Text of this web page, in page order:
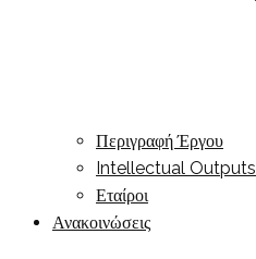
Περιγραφή Έργου
Intellectual Outputs
Εταίροι
Ανακοινώσεις